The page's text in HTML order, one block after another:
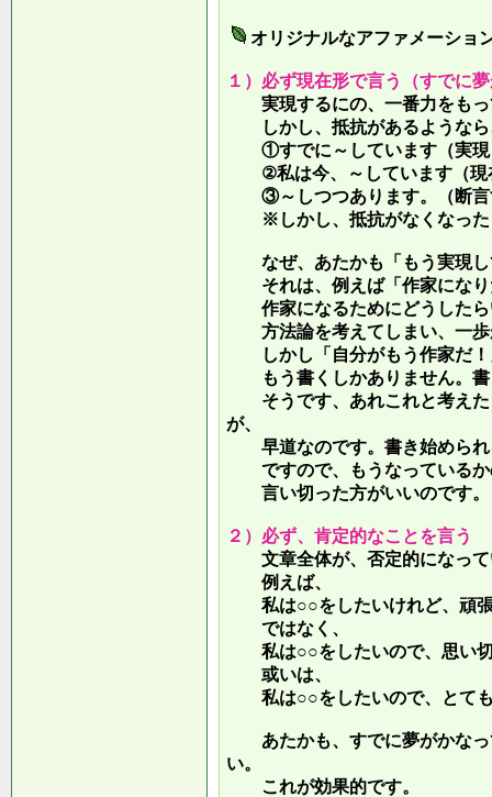
オリジナルなアファメーショ
１）必ず現在形で言う（すでに
実現するにの、一番力をもっ
しかし、抵抗があるような
①すでに～しています（実現
②私は今、～しています（現
③～しつつあります。（断言
※しかし、抵抗がなくなった
なぜ、あたかも「もう実現し
それは、例えば「作家になり
作家になるためにどうしたら
方法論を考えてしまい、一歩
しかし「自分がもう作家だ！
もう書くしかありません。書
そうです、あれこれと考えた
が、
早道なのです。書き始められ
ですので、もうなっているか
言い切った方がいいのです。
２）必ず、肯定的なことを言う
文章全体が、否定的になっ
例えば、
私は○○をしたいけれど、頑張
ではなく、
私は○○をしたいので、思い切
或いは、
私は○○をしたいので、とても
あたかも、すでに夢がかなっ
い。
これが効果的です。